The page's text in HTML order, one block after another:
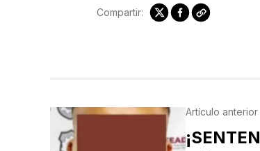
Compartir:
Artículo anterior